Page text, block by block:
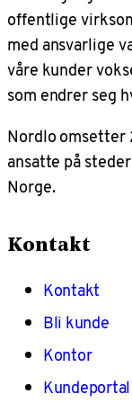
offentlige
med ansvarlige
våre kunder
som endrer seg
Nordlo omsetter
ansatte på
Norge.
Kontakt
Kontakt
Bli kunde
Kontor
Kundeportal